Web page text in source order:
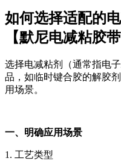
如何选择适配的
【默尼电减粘胶带
选择电减粘剂（通常指电
品，如临时键合胶的解胶
用场景。
一、明确应用场景
1. 工艺类型